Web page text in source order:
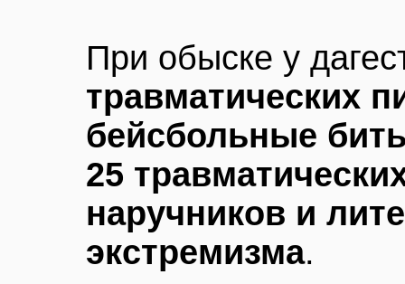
При обыске у
травматических
бейсбольные
25
наручников и
экстремизма.